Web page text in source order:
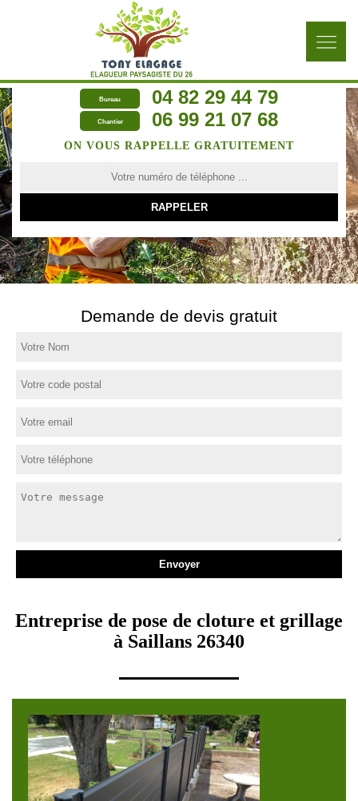
Bureau 04 82 29 44 79
Chantier 06 99 21 07 68
ON VOUS RAPPELLE GRATUITEMENT
Demande de devis gratuit
Entreprise de pose de cloture et grillage
à Saillans 26340